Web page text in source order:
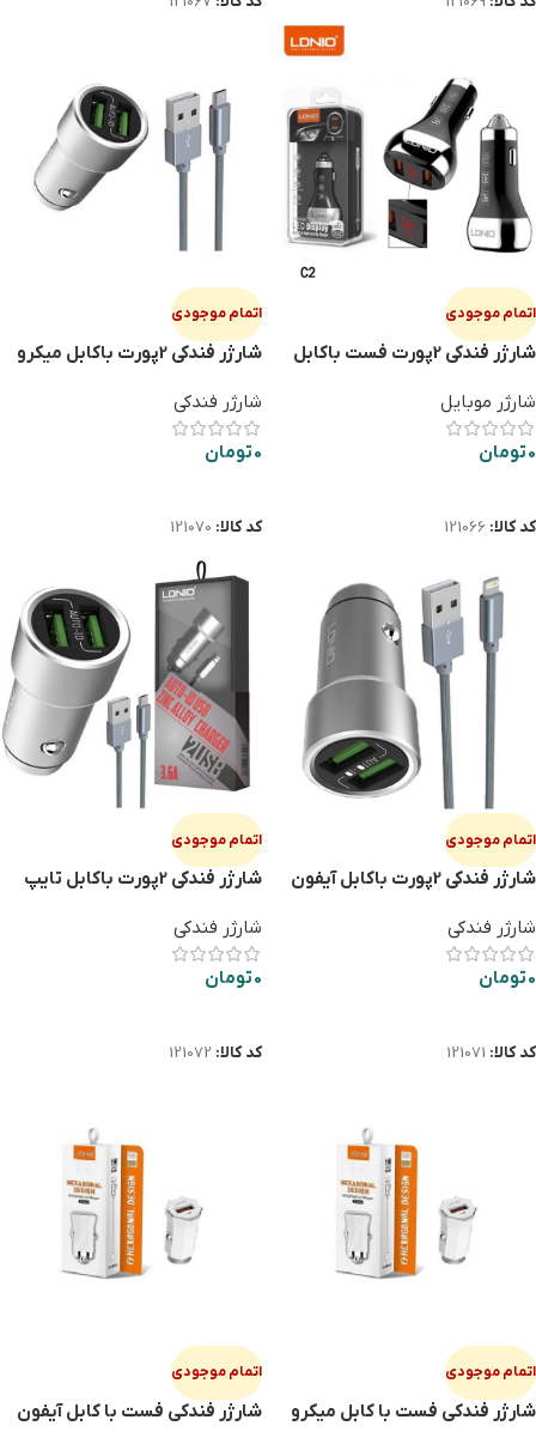
اتمام موجودی
شارژر فندکی 2پورت فست باکابل
شارژر موبایل
0تومان
کد کالا: 121066
اتمام موجودی
شارژر فندکی 2پورت باکابل میکرو
شارژر فندکی
0تومان
کد کالا: 121070
اتمام موجودی
شارژر فندکی 2پورت باکابل آیفون
شارژر فندکی
0تومان
کد کالا: 121071
اتمام موجودی
شارژر فندکی 2پورت باکابل تایپ
شارژر فندکی
0تومان
کد کالا: 121072
اتمام موجودی
شارژر فندكي فست با كابل ميكرو
اتمام موجودی
شارژر فندكي فست با كابل آيفون